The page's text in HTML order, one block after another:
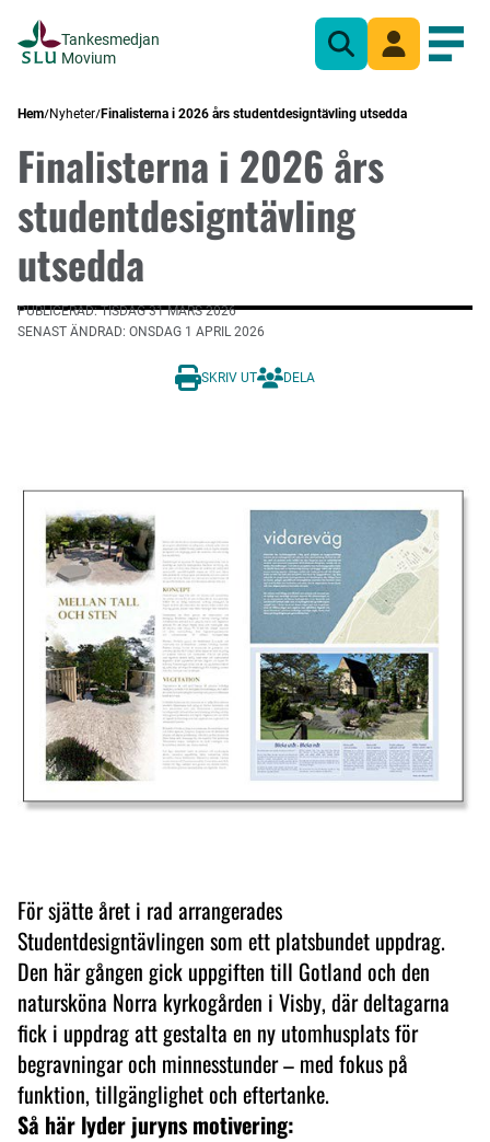
Tankesmedjan
Movium
Sök Mina sidor
Hem Nyheter Finalisterna i 2026 års studentdesigntävling utsedda
Finalisterna i 2026 års
studentdesigntävling
utsedda
PUBLICERAD: TISDAG 31 MARS 2026
SENAST ÄNDRAD: ONSDAG 1 APRIL 2026
SKRIV UT DELA
För sjätte året i rad arrangerades
Studentdesigntävlingen som ett platsbundet uppdrag.
Den här gången gick uppgiften till Gotland och den
natursköna Norra kyrkogården i Visby, där deltagarna
fick i uppdrag att gestalta en ny utomhusplats för
begravningar och minnesstunder – med fokus på
funktion, tillgänglighet och eftertanke.
Så här lyder juryns motivering: